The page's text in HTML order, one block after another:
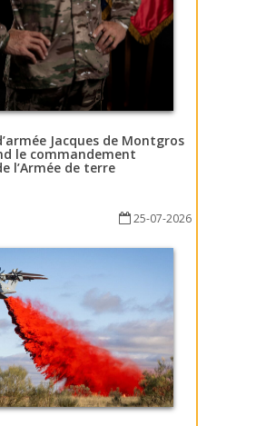
Jacques de Montgros
le commandement
l’Armée de terre
25-07-2026